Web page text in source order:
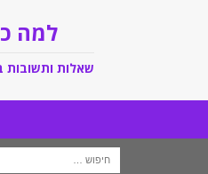
למה
שאלות ותשובות